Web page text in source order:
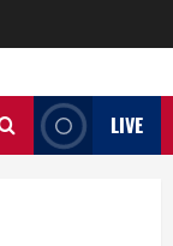
LIVE